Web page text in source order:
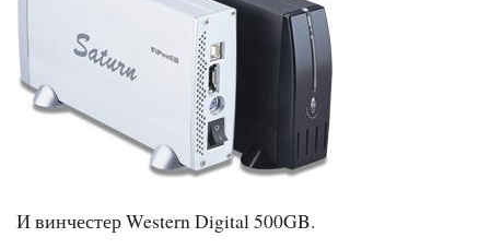
И винчестер Western Digital 500GB.